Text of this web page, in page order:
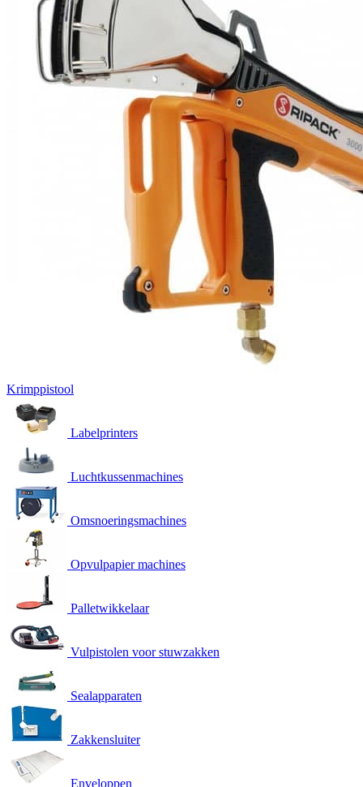
Krimppistool
Labelprinters
Luchtkussenmachines
Omsnoeringsmachines
Opvulpapier machines
Palletwikkelaar
Vulpistolen voor stuwzakken
Sealapparaten
Zakkensluiter
Enveloppen